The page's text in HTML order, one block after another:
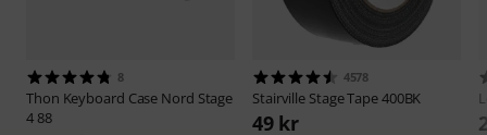
8
Thon Keyboard Case Nord Stage
4 88
4578
Stairville Stage Tape 400BK
49 kr